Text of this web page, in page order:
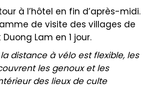
à l’hôtel en fin d’après-midi.
de visite des villages de
Lam en 1 jour.
distance à vélo est flexible, les
les genoux et les
des lieux de culte